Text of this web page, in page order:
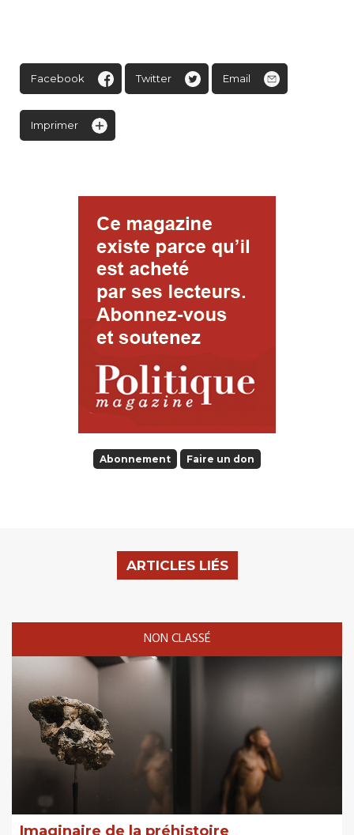
Facebook Twitter Email
Imprimer
Abonnement Faire un don
ARTICLES LIÉS
NON CLASSÉ
Imaginaire de la préhistoire